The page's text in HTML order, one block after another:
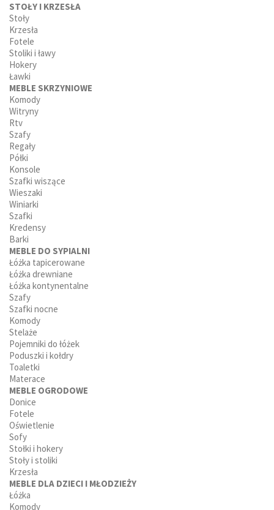
STOŁY I KRZESŁA
Stoły
Krzesła
Fotele
Stoliki i ławy
Hokery
Ławki
MEBLE SKRZYNIOWE
Komody
Witryny
Rtv
Szafy
Regały
Półki
Konsole
Szafki wiszące
Wieszaki
Winiarki
Szafki
Kredensy
Barki
MEBLE DO SYPIALNI
Łóżka tapicerowane
Łóżka drewniane
Łóżka kontynentalne
Szafy
Szafki nocne
Komody
Stelaże
Pojemniki do łóżek
Poduszki i kołdry
Toaletki
Materace
MEBLE OGRODOWE
Donice
Fotele
Oświetlenie
Sofy
Stołki i hokery
Stoły i stoliki
Krzesła
MEBLE DLA DZIECI I MŁODZIEŻY
Łóżka
Komody